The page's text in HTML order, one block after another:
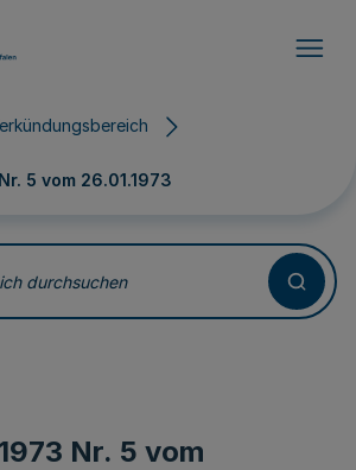
5 vom 26.01.1973
Nr. 5 vom